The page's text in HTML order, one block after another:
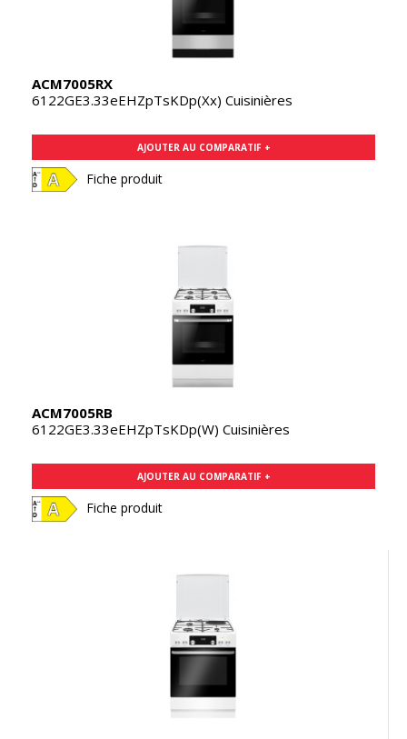
ACM7005RX
6122GE3.33eEHZpTsKDp(Xx) Cuisinières
AJOUTER AU COMPARATIF +
Fiche produit
ACM7005RB
6122GE3.33eEHZpTsKDp(W) Cuisinières
AJOUTER AU COMPARATIF +
Fiche produit